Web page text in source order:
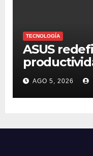
TECNOLOGÍA
ASUS
laAGO 5, 2026